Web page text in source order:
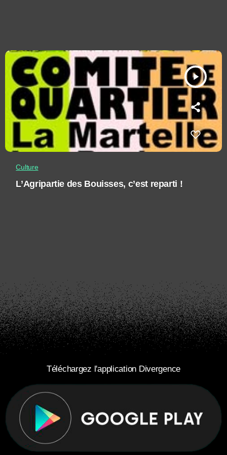
play_arrow
Culture
L’Agripartie des Bouisses, c’est reparti !
Téléchargez l'application Divergence